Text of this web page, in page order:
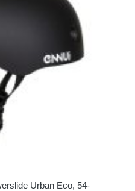
Urban Eco, 54-